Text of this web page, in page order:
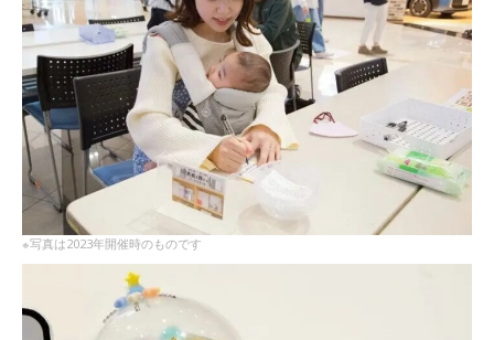
※写真は2023年開催時のものです